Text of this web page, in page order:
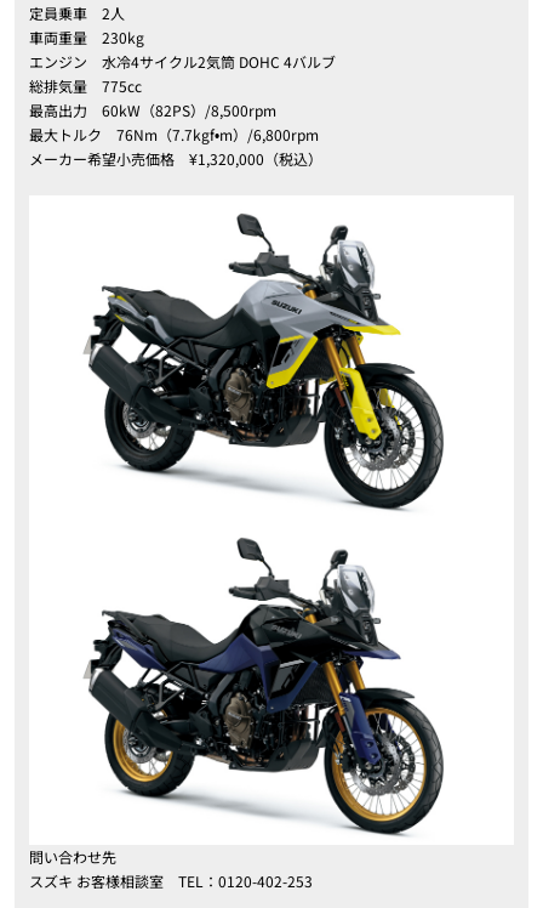
定員乗車 2人
車両重量 230kg
エンジン 水冷4サイクル2気筒 DOHC 4バルブ
総排気量 775cc
最高出力 60kW（82PS）/8,500rpm
最大トルク 76Nm（7.7kgf•m）/6,800rpm
メーカー希望小売価格 ¥1,320,000（税込）
問い合わせ先
スズキ お客様相談室 TEL：0120-402-253